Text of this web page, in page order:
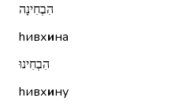
הִבְחִינָה
hивхина
הִבְחִינוּ
hивхину